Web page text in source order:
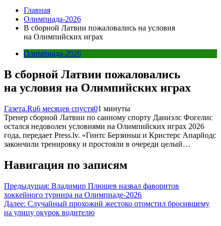
Главная
Олимпиада-2026
В сборной Латвии пожаловались на условия
на Олимпийских играх
Олимпиада-2026
В сборной Латвии пожаловались
на условия на Олимпийских играх
Газета.Ru6 месяцев спустя01 минуты
Тренер сборной Латвии по санному спорту Даниэлс Фогелис
остался недоволен условиями на Олимпийских играх 2026
года, передает Press.lv. «Гинтc Берзиньш и Кристерc Апарйодс
закончили тренировку и простояли в очереди целый…
Навигация по записям
Предыдущая: Владимир Плющев назвал фаворитов
хоккейного турнира на Олимпиаде-2026
Далее: Случайный прохожий жестоко отомстил бросившему
на улицу окурок водителю